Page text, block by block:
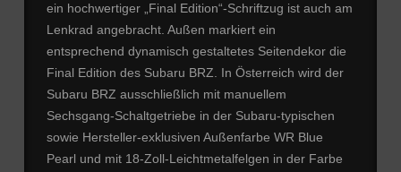
ein hochwertiger „Final Edition“-Schriftzug ist auch am
Lenkrad angebracht. Außen markiert ein
entsprechend dynamisch gestaltetes Seitendekor die
Final Edition des Subaru BRZ. In Österreich wird der
Subaru BRZ ausschließlich mit manuellem
Sechsgang-Schaltgetriebe in der Subaru-typischen
sowie Hersteller-exklusiven Außenfarbe WR Blue
Pearl und mit 18-Zoll-Leichtmetalfelgen in der Farbe